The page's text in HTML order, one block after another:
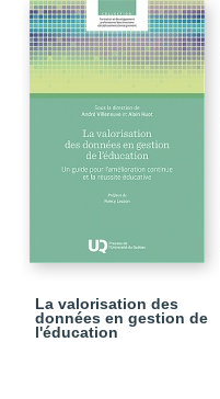
La valorisation des
données en gestion de
l'éducation